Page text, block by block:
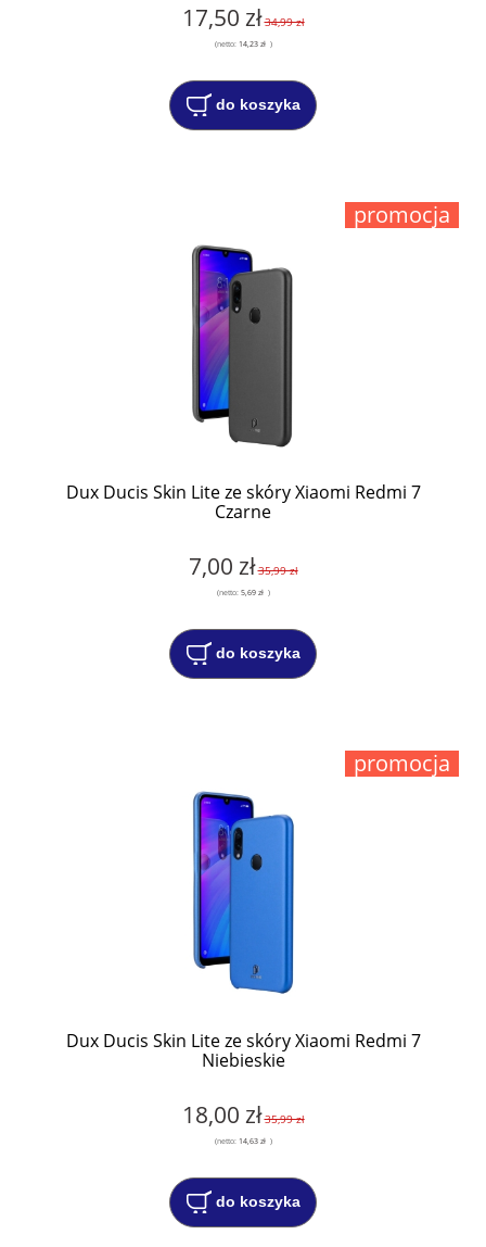
17,50 zł 34,99 zł
(netto: 14,23 zł )
do koszyka
Dux Ducis Skin Lite ze skóry Xiaomi Redmi 7
Czarne
7,00 zł 35,99 zł
(netto: 5,69 zł )
do koszyka
promocja
Dux Ducis Skin Lite ze skóry Xiaomi Redmi 7
Niebieskie
18,00 zł 35,99 zł
(netto: 14,63 zł )
do koszyka
promocja